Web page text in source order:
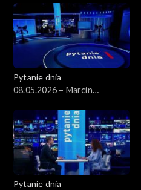
Pytanie dnia
08.05.2026 – Marcin
Pytanie dnia